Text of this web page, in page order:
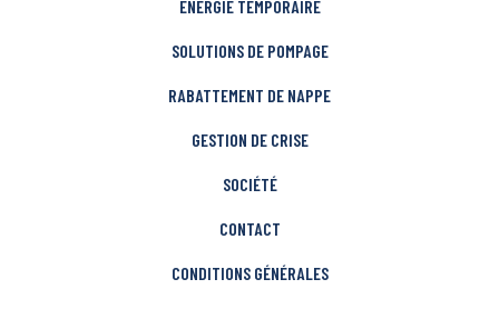
ÉNERGIE TEMPORAIRE
SOLUTIONS DE POMPAGE
RABATTEMENT DE NAPPE
GESTION DE CRISE
SOCIÉTÉ
CONTACT
CONDITIONS GÉNÉRALES